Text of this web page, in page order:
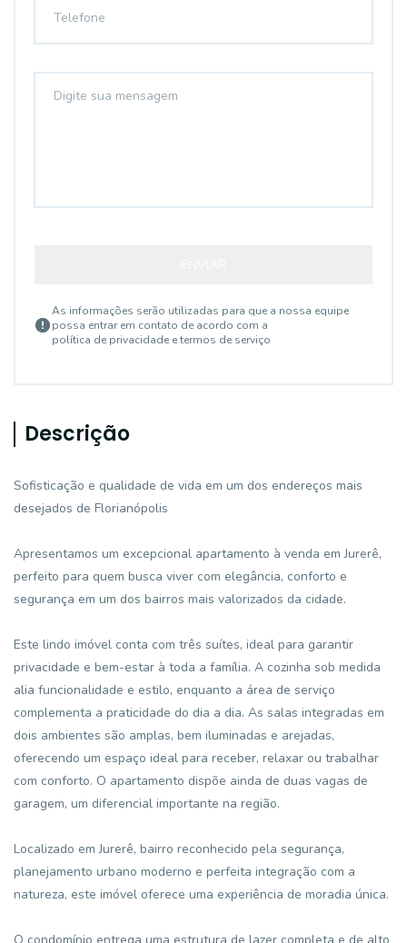
As informações serão utilizadas para que a nossa equipe
possa entrar em contato de acordo com a
política de privacidade e termos de serviço
Descrição
Sofisticação e qualidade de vida em um dos endereços mais
desejados de Florianópolis
Apresentamos um excepcional apartamento à venda em Jurerê,
perfeito para quem busca viver com elegância, conforto e
segurança em um dos bairros mais valorizados da cidade.
Este lindo imóvel conta com três suítes, ideal para garantir
privacidade e bem-estar à toda a família. A cozinha sob medida
alia funcionalidade e estilo, enquanto a área de serviço
complementa a praticidade do dia a dia. As salas integradas em
dois ambientes são amplas, bem iluminadas e arejadas,
oferecendo um espaço ideal para receber, relaxar ou trabalhar
com conforto. O apartamento dispõe ainda de duas vagas de
garagem, um diferencial importante na região.
Localizado em Jurerê, bairro reconhecido pela segurança,
planejamento urbano moderno e perfeita integração com a
natureza, este imóvel oferece uma experiência de moradia única.